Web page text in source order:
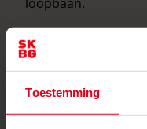
Toestemming
loopbaan.
Als je start als
het traject
leerkrachten'.
startende docent